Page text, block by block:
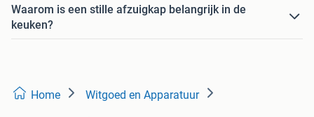
Waarom is een stille afzuigkap belangrijk in de
keuken?
Home Witgoed en Apparatuur